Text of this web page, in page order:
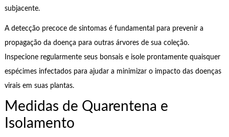
subjacente.
A detecção precoce de sintomas é fundamental para prevenir a
propagação da doença para outras árvores de sua coleção.
Inspecione regularmente seus bonsais e isole prontamente quaisquer
espécimes infectados para ajudar a minimizar o impacto das doenças
virais em suas plantas.
Medidas de Quarentena e
Isolamento